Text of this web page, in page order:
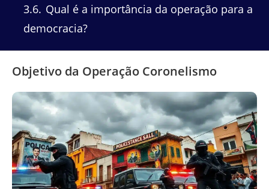
3.6 Qual é a importância da operação para a
democracia?
Objetivo da Operação Coronelismo